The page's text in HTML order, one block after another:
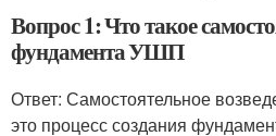
Вопрос 1: Что такое
фундамента УШП
Ответ: Самостоятельное
это процесс создания